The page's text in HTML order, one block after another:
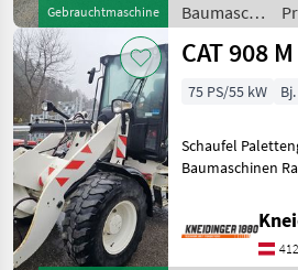
Gebrauchtmaschine
Baumaschinen
/ CAT
CAT 908 M
75 PS/55 kW
Schaufel Palettengabel
Baumaschinen